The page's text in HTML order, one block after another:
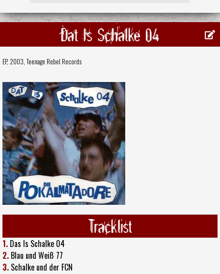
Dat Is Schalke 04
EP, 2003, Teenage Rebel Records
Tracklist
1. Das Is Schalke 04
2. Blau und Weiß 77
3. Schalke und der FCN